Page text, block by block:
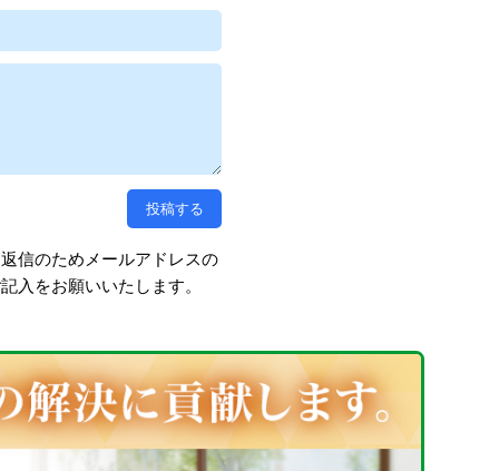
信のためメールアドレスの
入をお願いいたします。